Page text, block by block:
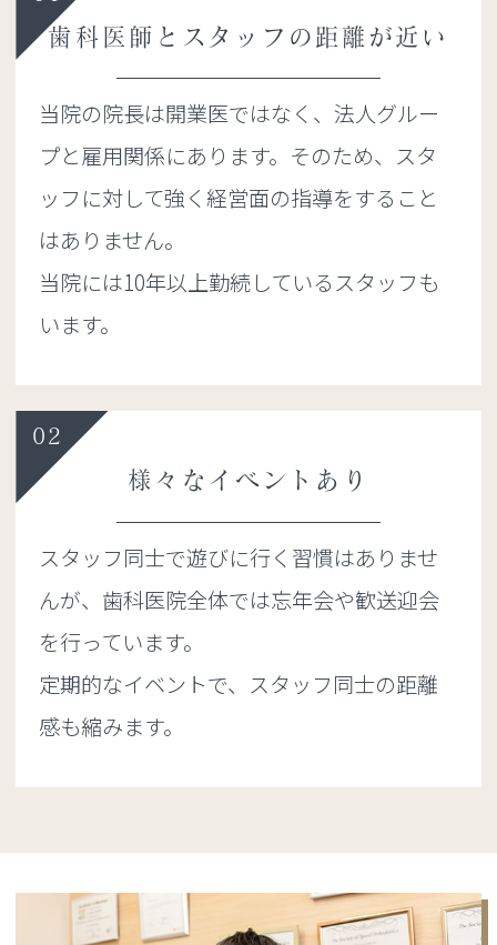
歯科医師とスタッフの距離が近い
当院の院長は開業医ではなく、法人グルー
プと雇用関係にあります。そのため、スタ
ッフに対して強く経営面の指導をすること
はありません。
当院には10年以上勤続しているスタッフも
います。
02
様々なイベントあり
スタッフ同士で遊びに行く習慣はありませ
んが、歯科医院全体では忘年会や歓送迎会
を行っています。
定期的なイベントで、スタッフ同士の距離
感も縮みます。